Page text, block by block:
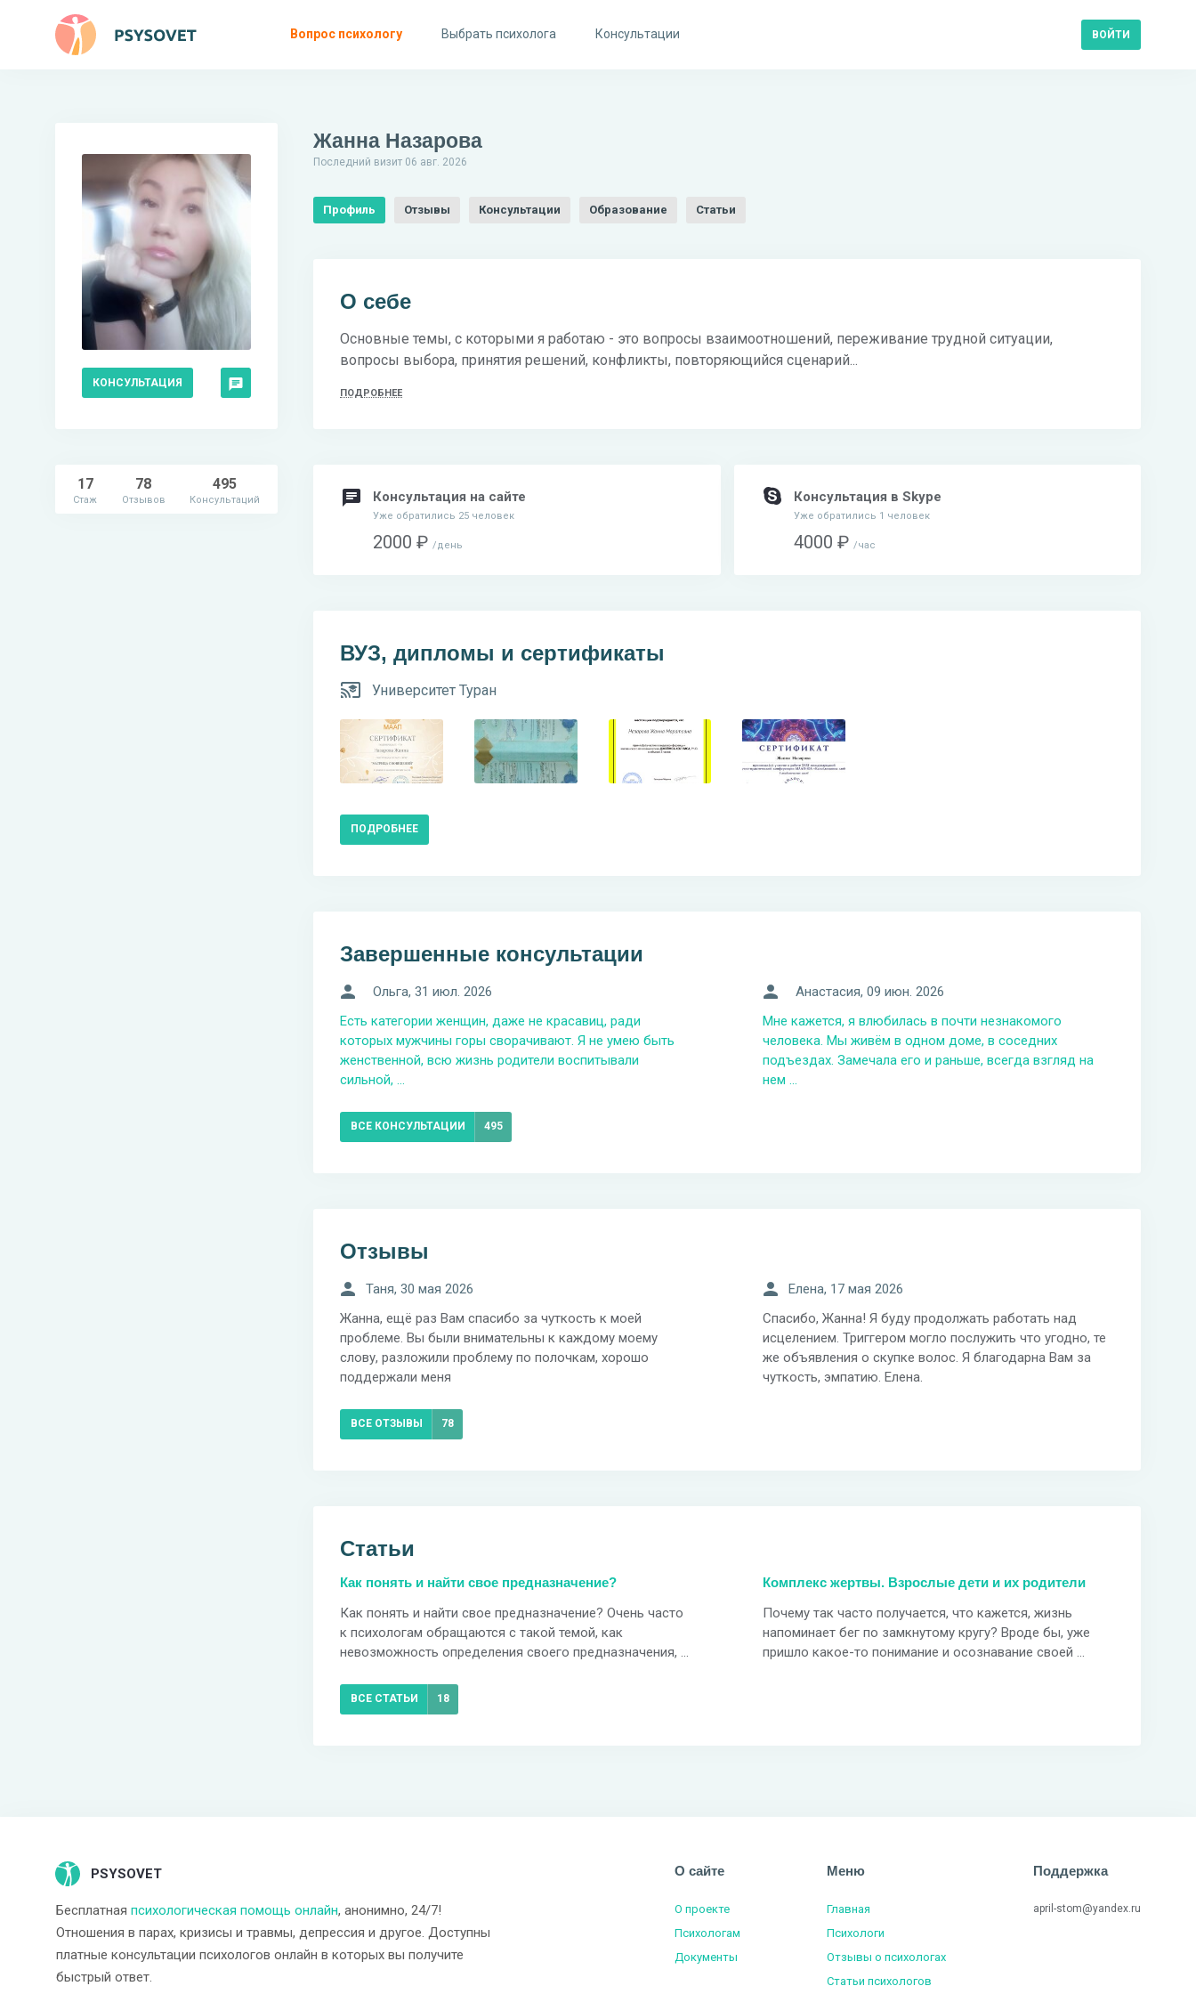
Вопрос психологу Выбрать психолога Консультации ВОЙТИ
Жанна Назарова
Последний визит 06 авг. 2026
КОНСУЛЬТАЦИЯ
Профиль Отзывы Консультации Образование Статьи
495
Консультаций
78
Отзывов
17
Стаж
О себе
Основные темы, с которыми я работаю - это вопросы взаимоотношений, переживание трудной ситуации,
вопросы выбора, принятия решений, конфликты, повторяющийся сценарий...
ПОДРОБНЕЕ
Консультация на сайте
Уже обратились 25 человек
2000 ₽ день
Консультация в Skype
Уже обратились 1 человек
4000 ₽ час
ВУЗ, дипломы и сертификаты
Университет Туран
ПОДРОБНЕЕ
Завершенные консультации
Ольга, 31 июл. 2026
Есть категории женщин, даже не красавиц, ради
которых мужчины горы сворачивают. Я не умею быть
женственной, всю жизнь родители воспитывали
сильной, ...
Анастасия, 09 июн. 2026
Мне кажется, я влюбилась в почти незнакомого
человека. Мы живём в одном доме, в соседних
подъездах. Замечала его и раньше, всегда взгляд на
нем ...
ВСЕ КОНСУЛЬТАЦИИ 495
Отзывы
Таня, 30 мая 2026
Жанна, ещё раз Вам спасибо за чуткость к моей
проблеме. Вы были внимательны к каждому моему
слову, разложили проблему по полочкам, хорошо
поддержали меня
Елена, 17 мая 2026
Спасибо, Жанна! Я буду продолжать работать над
исцелением. Триггером могло послужить что угодно, те
же объявления о скупке волос. Я благодарна Вам за
чуткость, эмпатию. Елена.
ВСЕ ОТЗЫВЫ 78
Статьи
Как понять и найти свое предназначение?
Как понять и найти свое предназначение? Очень часто
к психологам обращаются с такой темой, как
невозможность определения своего предназначения, ...
Комплекс жертвы. Взрослые дети и их родители
Почему так часто получается, что кажется, жизнь
напоминает бег по замкнутому кругу? Вроде бы, уже
пришло какое-то понимание и осознавание своей ...
ВСЕ СТАТЬИ 18
PSYSOVET
Бесплатная психологическая помощь онлайн, анонимно, 24/7!
Отношения в парах, кризисы и травмы, депрессия и другое. Доступны
платные консультации психологов онлайн в которых вы получите
быстрый ответ.
О сайте
О проекте
Психологам
Документы
Меню
Главная
Психологи
Отзывы о психологах
Статьи психологов
Поддержка
april-stom@yandex.ru